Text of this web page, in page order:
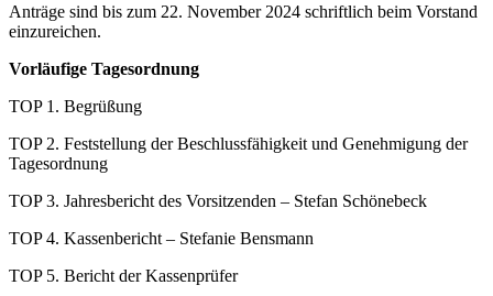
Anträge sind bis zum 22. November 2024 schriftlich beim Vorstand
einzureichen.
Vorläufige Tagesordnung
TOP 1. Begrüßung
TOP 2. Feststellung der Beschlussfähigkeit und Genehmigung der
Tagesordnung
TOP 3. Jahresbericht des Vorsitzenden – Stefan Schönebeck
TOP 4. Kassenbericht – Stefanie Bensmann
TOP 5. Bericht der Kassenprüfer